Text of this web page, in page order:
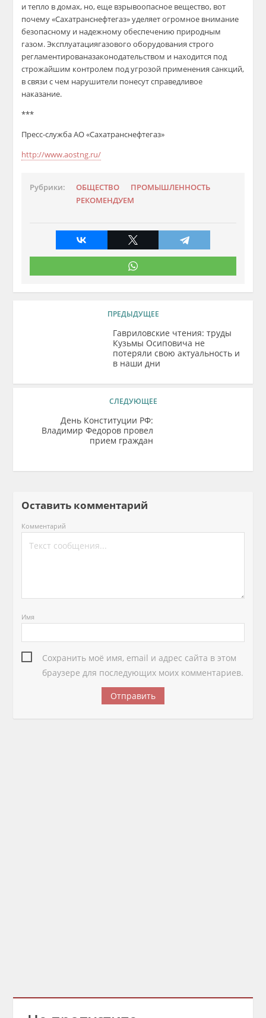
и тепло в домах, но,еще взрывоопасное вещество, вот
почему «Сахатранснефтегаз» уделяет огромное внимание
безопасному и надежному обеспечению природным
газом.Эксплуатациягазового оборудования строго
регламентированазаконодательством и находится под
строжайшим контролем под угрозой применения санкций,
в связи с чем нарушители понесут справедливое
наказание.
***
Пресс-служба АО «Сахатранснефтегаз»
http://www.aostng.ru/
Рубрики: ОБЩЕСТВО
ПРОМЫШЛЕННОСТЬ
РЕКОМЕНДУЕМ
ПРЕДЫДУЩЕЕ
Гавриловские чтения: труды
Кузьмы Осиповича не
потеряли свою актуальность и
в наши дни
СЛЕДУЮЩЕЕ
День Конституции РФ:
Владимир Федоров провел
прием граждан
Оставить комментарий
Комментарий
Имя
Сохранить моё имя, email и адрес сайта в этом
браузере для последующих моих комментариев.